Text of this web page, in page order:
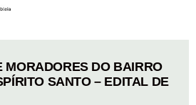
MORADORES DO BAIRRO
SANTO – EDITAL DE